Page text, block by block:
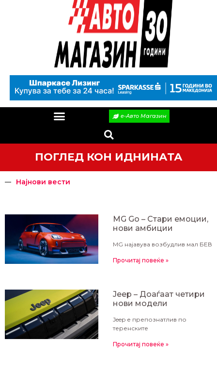
е-Авто Магазин
ПОГЛЕД КОН ИДНИНАТА
Најнови вести
MG Gо – Стари емоции,
нови амбиции
MG најавува возбудлив мал БЕВ
Прочитај повеќе »
Jeep – Доаѓаат четири
нови модели
Jeep е препознатлив по
теренските
Прочитај повеќе »